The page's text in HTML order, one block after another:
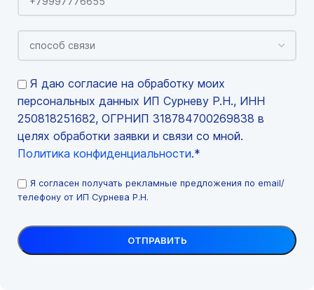
Я даю согласие на обработку моих
персональных данных ИП Сурневу Р.Н., ИНН
250818251682, ОГРНИП 318784700269838 в
целях обработки заявки и связи со мной.
Политика конфиденциальности.*
Я согласен получать рекламные предложения по email/
телефону от ИП Сурнева Р.Н.